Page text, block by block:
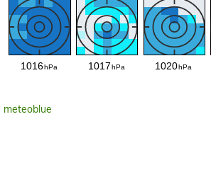
meteoblue